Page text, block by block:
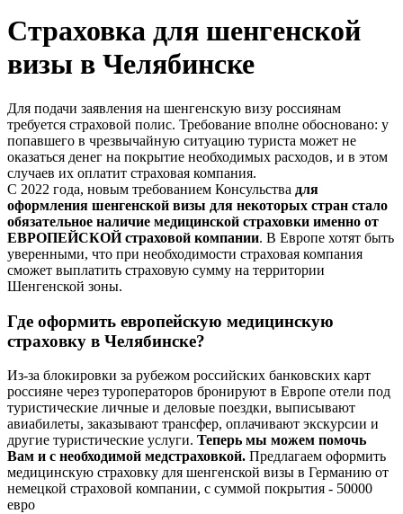
Страховка для шенгенской
визы в Челябинске
Для подачи заявления на шенгенскую визу россиянам
требуется страховой полис. Требование вполне обосновано: у
попавшего в чрезвычайную ситуацию туриста может не
оказаться денег на покрытие необходимых расходов, и в этом
случаев их оплатит страховая компания.
С 2022 года, новым требованием Консульства для
оформления шенгенской визы для некоторых стран стало
обязательное наличие медицинской страховки именно от
ЕВРОПЕЙСКОЙ страховой компании. В Европе хотят быть
уверенными, что при необходимости страховая компания
сможет выплатить страховую сумму на территории
Шенгенской зоны.
Где оформить европейскую медицинскую
страховку в Челябинске?
Из-за блокировки за рубежом российских банковских карт
россияне через туроператоров бронируют в Европе отели под
туристические личные и деловые поездки, выписывают
авиабилеты, заказывают трансфер, оплачивают экскурсии и
другие туристические услуги. Теперь мы можем помочь
Вам и с необходимой медстраховкой. Предлагаем оформить
медицинскую страховку для шенгенской визы в Германию от
немецкой страховой компании, с суммой покрытия - 50000
евро